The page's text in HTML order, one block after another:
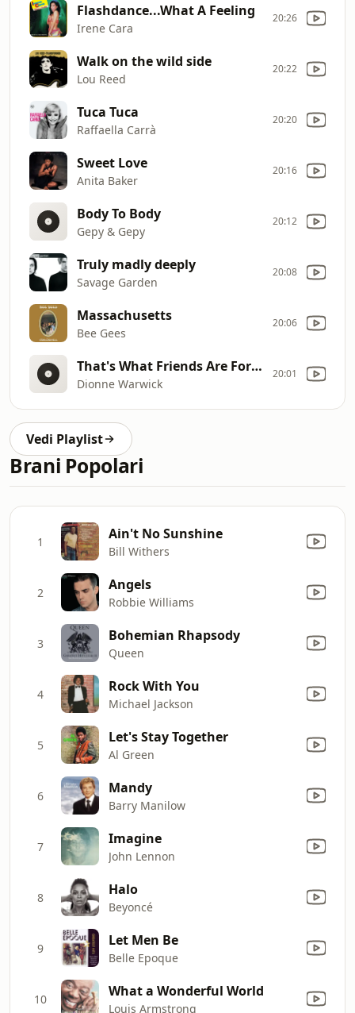
Flashdance...What A Feeling
Irene Cara
20:26
Walk on the wild side
Lou Reed
20:22
Tuca Tuca
Raffaella Carrà
20:20
Sweet Love
Anita Baker
20:16
Body To Body
Gepy & Gepy
20:12
Truly madly deeply
Savage Garden
20:08
Massachusetts
Bee Gees
20:06
That's What Friends Are For(with E.John,G.Knight & S.Wonder)
Dionne Warwick
20:01
Vedi Playlist
Brani Popolari
1 Ain't No Sunshine
Bill Withers
2 Angels
Robbie Williams
3 Bohemian Rhapsody
Queen
4 Rock With You
Michael Jackson
5 Let's Stay Together
Al Green
6 Mandy
Barry Manilow
7 Imagine
John Lennon
8 Halo
Beyoncé
9 Let Men Be
Belle Epoque
10 What a Wonderful World
Louis Armstrong